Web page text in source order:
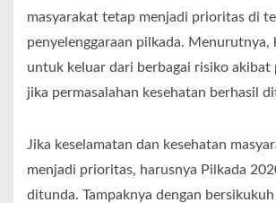
masyarakat tetap menjadi prioritas di
penyelenggaraan pilkada. Menurutnya,
untuk keluar dari berbagai risiko akibat
jika permasalahan kesehatan berhasil
Jika keselamatan dan kesehatan
menjadi prioritas, harusnya Pilkada
ditunda. Tampaknya dengan